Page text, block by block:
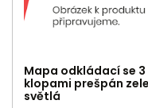
Mapa odkládací se 3
klopami prešpán
světlá